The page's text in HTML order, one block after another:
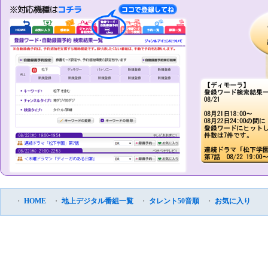
・ HOME ・ 地上デジタル番組一覧 ・ タレント50音順 ・ お気に入り